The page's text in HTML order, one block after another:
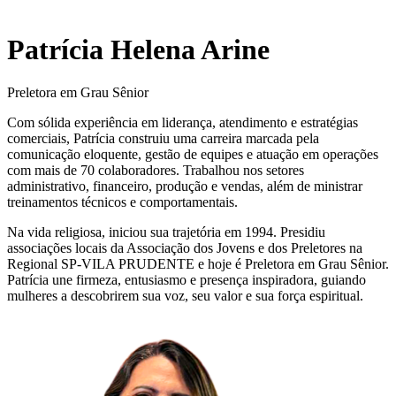
Patrícia Helena Arine
Preletora em Grau Sênior
Com sólida experiência em liderança, atendimento e estratégias
comerciais, Patrícia construiu uma carreira marcada pela
comunicação eloquente, gestão de equipes e atuação em operações
com mais de 70 colaboradores. Trabalhou nos setores
administrativo, financeiro, produção e vendas, além de ministrar
treinamentos técnicos e comportamentais.
Na vida religiosa, iniciou sua trajetória em 1994. Presidiu
associações locais da Associação dos Jovens e dos Preletores na
Regional SP-VILA PRUDENTE e hoje é Preletora em Grau Sênior.
Patrícia une firmeza, entusiasmo e presença inspiradora, guiando
mulheres a descobrirem sua voz, seu valor e sua força espiritual.